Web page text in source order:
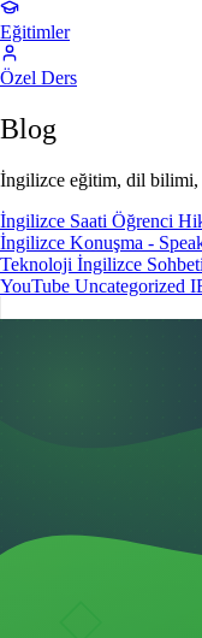
Eğitimler
Özel Ders
Blog
İngilizce eğitim, dil bilimi,
İngilizce Saati Öğrenci
İngilizce Konuşma -
Teknoloji İngilizce Sohbeti
YouTube Uncategorized